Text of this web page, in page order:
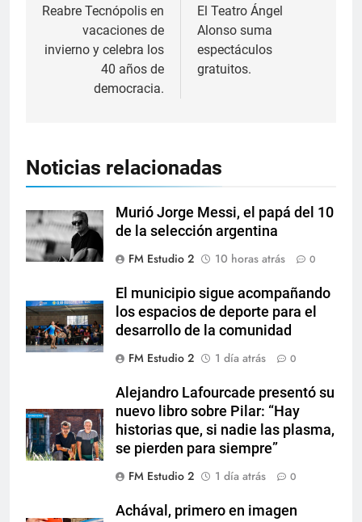
Reabre Tecnópolis en
vacaciones de
invierno y celebra los
40 años de
democracia.
El Teatro Ángel
Alonso suma
espectáculos
gratuitos.
Noticias relacionadas
Murió Jorge Messi, el papá del 10
de la selección argentina
FM Estudio 2
10 horas atrás 0
El municipio sigue acompañando
los espacios de deporte para el
desarrollo de la comunidad
FM Estudio 2
1 día atrás 0
Alejandro Lafourcade presentó su
nuevo libro sobre Pilar: “Hay
historias que, si nadie las plasma,
se pierden para siempre”
FM Estudio 2
1 día atrás 0
Achával, primero en imagen